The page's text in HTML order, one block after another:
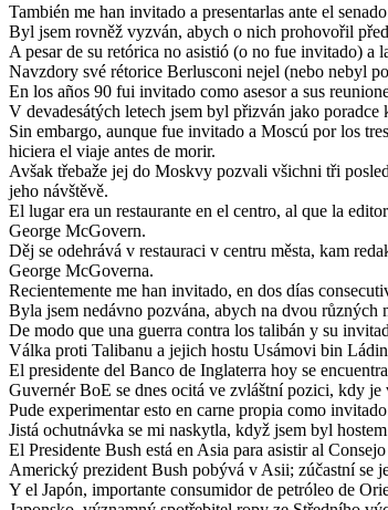
También me han invitado a presentarlas ante el
Byl jsem rovněž vyzván, abych o nich prohovořil
A pesar de su retórica no asistió (o no fue invitado) a
Navzdory své rétorice Berlusconi nejel (nebo nebyl
En los años 90 fui invitado como asesor a sus
V devadesátých letech jsem byl přizván jako
Sin embargo, aunque fue invitado a Moscú por los
hiciera el viaje antes de morir.
Avšak třebaže jej do Moskvy pozvali všichni tři
jeho návštěvě.
El lugar era un restaurante en el centro, al que la
George McGovern.
Děj se odehrává v restauraci v centru města, kam
George McGoverna.
Recientemente me han invitado, en dos días
Byla jsem nedávno pozvána, abych na dvou
De modo que una guerra contra los talibán y su
Válka proti Talibanu a jejich hostu Usámovi bin
El presidente del Banco de Inglaterra hoy se
Guvernér BoE se dnes ocitá ve zvláštní pozici, kdy
Pude experimentar esto en carne propia como
Jistá ochutnávka se mi naskytla, když jsem byl
El Presidente Bush está en Asia para asistir al
Americký prezident Bush pobývá v Asii; zúčastní se
Y el Japón, importante consumidor de petróleo de